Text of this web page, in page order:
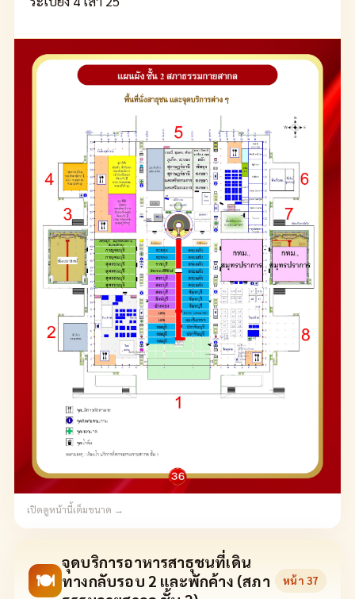
เปิดดูหน้านี้เต็มขนาด →
🍽
จุดบริการอาหารสาธุชนที่เดิน
ทางกลับรอบ 2 และพักค้าง (สภา
หน้า 37